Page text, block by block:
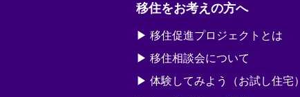
移住をお考えの方へ
移住促進プロジェクトとは
移住相談会について
体験してみよう（お試し住宅）